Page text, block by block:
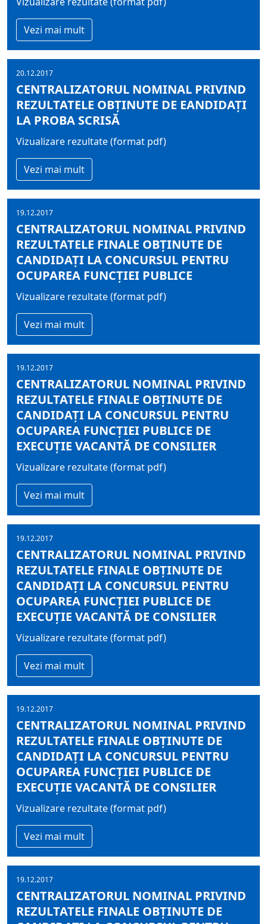
Vezi mai mult
20.12.2017
CENTRALIZATORUL NOMINAL PRIVIND
REZULTATELE OBŢINUTE DE EANDIDAŢI
LA PROBA SCRISĂ
Vizualizare rezultate (format pdf)
Vezi mai mult
19.12.2017
CENTRALIZATORUL NOMINAL PRIVIND
REZULTATELE FINALE OBŢINUTE DE
CANDIDAŢI LA CONCURSUL PENTRU
OCUPAREA FUNCŢIEI PUBLICE
Vizualizare rezultate (format pdf)
Vezi mai mult
19.12.2017
CENTRALIZATORUL NOMINAL PRIVIND
REZULTATELE FINALE OBŢINUTE DE
CANDIDAŢI LA CONCURSUL PENTRU
OCUPAREA FUNCŢIEI PUBLICE DE
EXECUŢIE VACANTĂ DE CONSILIER
Vizualizare rezultate (format pdf)
Vezi mai mult
19.12.2017
CENTRALIZATORUL NOMINAL PRIVIND
REZULTATELE FINALE OBŢINUTE DE
CANDIDAŢI LA CONCURSUL PENTRU
OCUPAREA FUNCŢIEI PUBLICE DE
EXECUŢIE VACANTĂ DE CONSILIER
Vizualizare rezultate (format pdf)
Vezi mai mult
19.12.2017
CENTRALIZATORUL NOMINAL PRIVIND
REZULTATELE FINALE OBŢINUTE DE
CANDIDAŢI LA CONCURSUL PENTRU
OCUPAREA FUNCŢIEI PUBLICE DE
EXECUŢIE VACANTĂ DE CONSILIER
Vizualizare rezultate (format pdf)
Vezi mai mult
19.12.2017
CENTRALIZATORUL NOMINAL PRIVIND
REZULTATELE FINALE OBŢINUTE DE